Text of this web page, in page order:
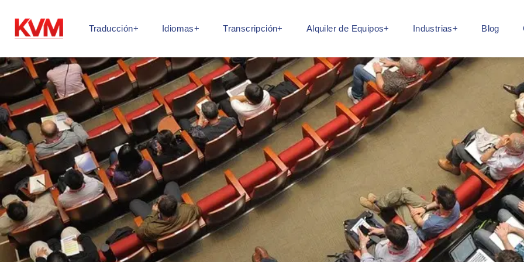
Traducción+ Idiomas+ Transcripción+ Alquiler de Equipos+ Industrias+ Blog